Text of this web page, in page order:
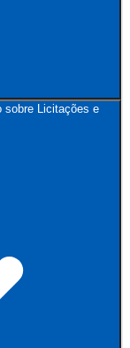
sobre Licitações e